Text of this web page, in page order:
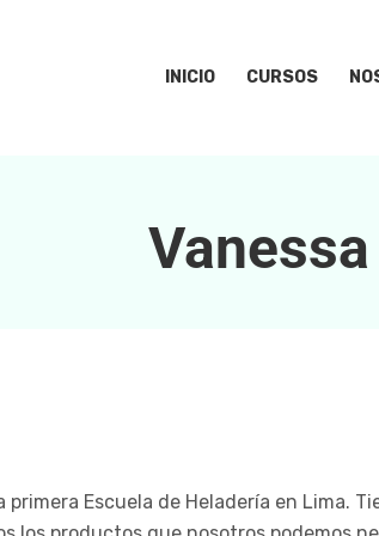
INICIO CURSOS
primera Escuela de Heladería en Lima.